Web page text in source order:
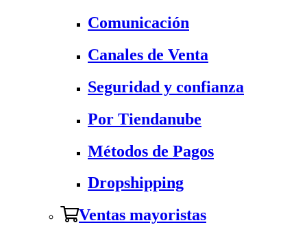
Comunicación
Canales de Venta
Seguridad y confianza
Por Tiendanube
Métodos de Pagos
Dropshipping
Ventas mayoristas